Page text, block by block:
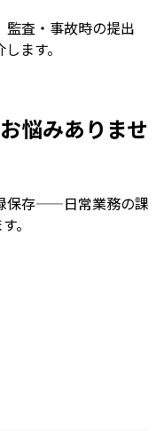
査・事故時の提出
ます。
悩みありませ
保存——日常業務の課
。